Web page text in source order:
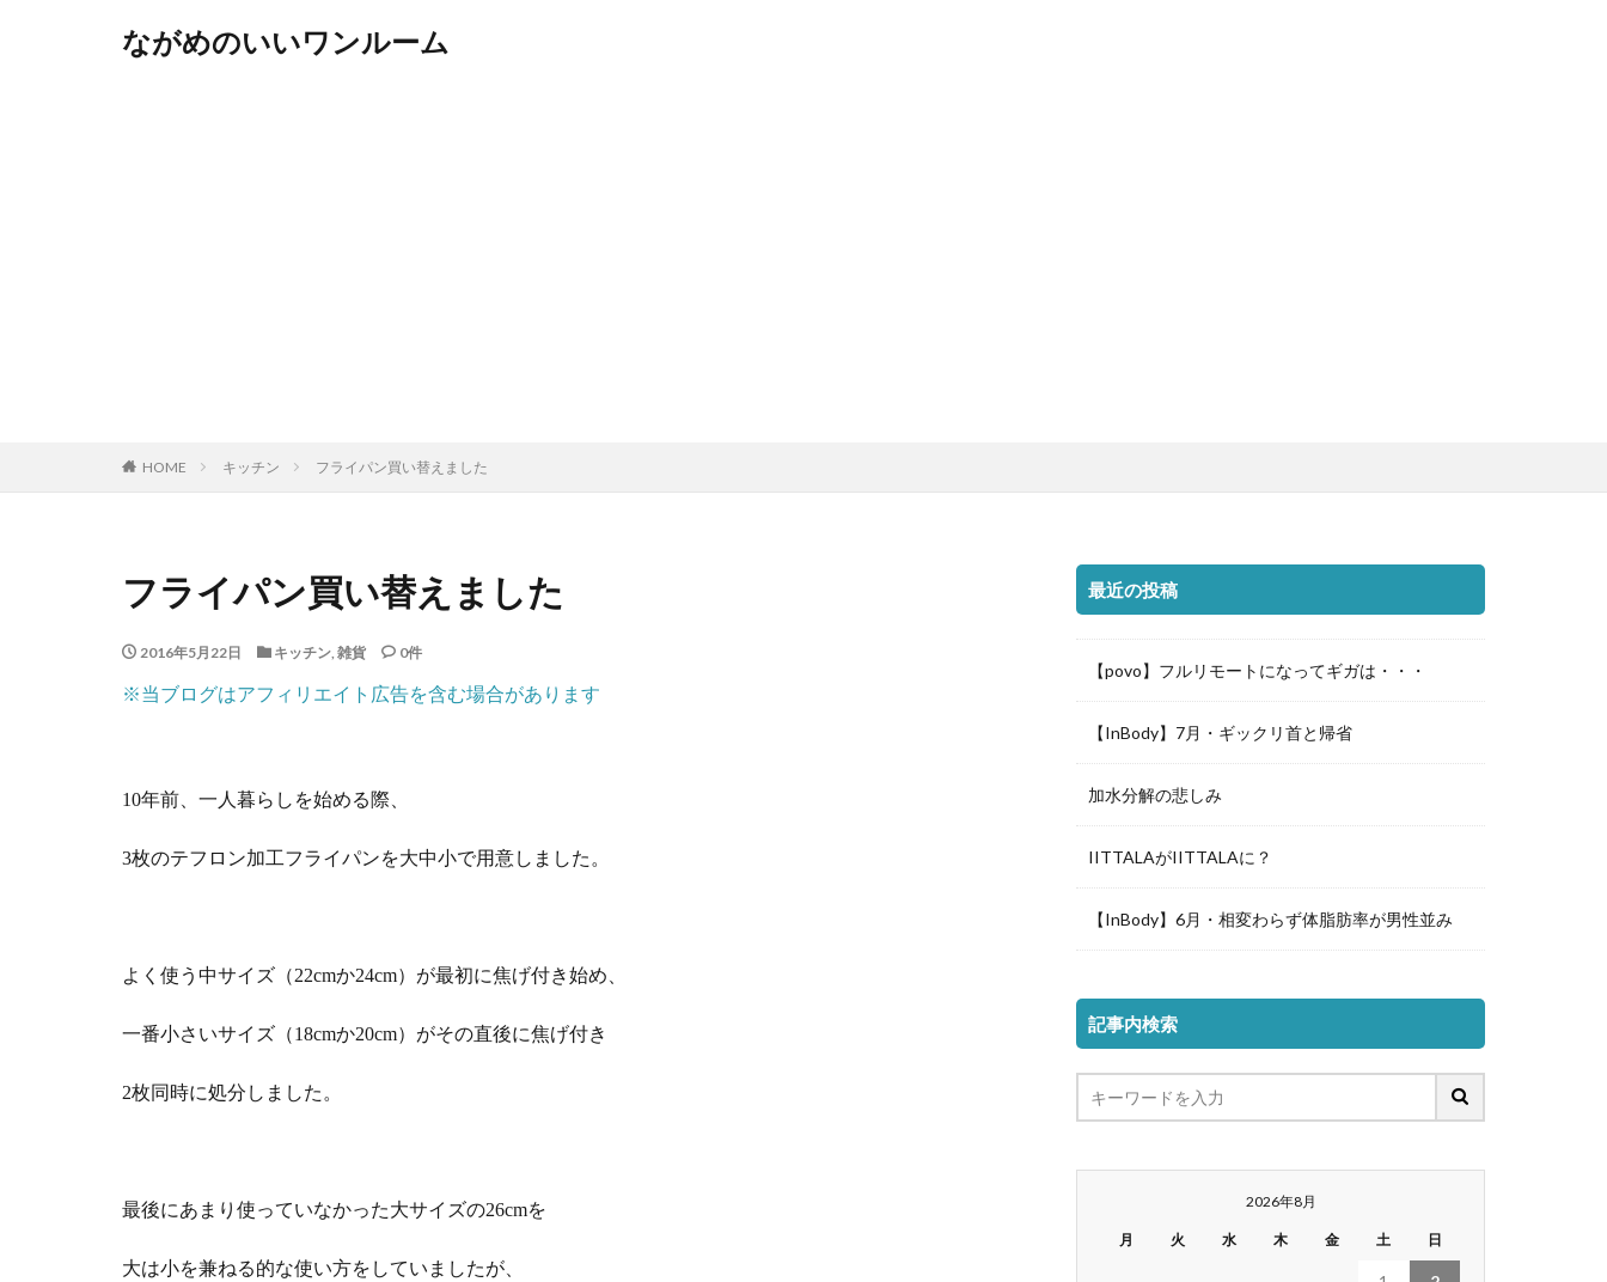
ながめのいいワンルーム
HOME キッチン フライパン買い替えました
フライパン買い替えました
2016年5月22日 キッチン, 雑貨 0件
※当ブログはアフィリエイト広告を含む場合があります
10年前、一人暮らしを始める際、
3枚のテフロン加工フライパンを大中小で用意しました。
よく使う中サイズ（22cmか24cm）が最初に焦げ付き始め、
一番小さいサイズ（18cmか20cm）がその直後に焦げ付き
2枚同時に処分しました。
最後にあまり使っていなかった大サイズの26cmを
大は小を兼ねる的な使い方をしていましたが、
最近の投稿
【povo】フルリモートになってギガは・・・
【InBody】7月・ギックリ首と帰省
加水分解の悲しみ
IITTALAがIITTALAに？
【InBody】6月・相変わらず体脂肪率が男性並み
記事内検索
2026年8月
月 火 水 木 金 土 日